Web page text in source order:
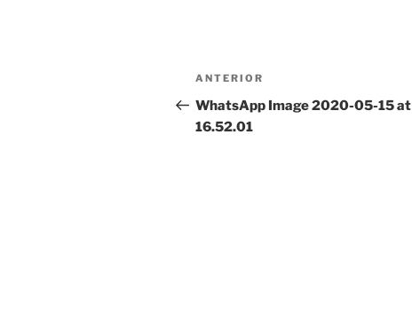
Navegación
de
entradas
Entrada
anterior:
ANTERIOR
WhatsApp Image 2020-05-15 at
16.52.01